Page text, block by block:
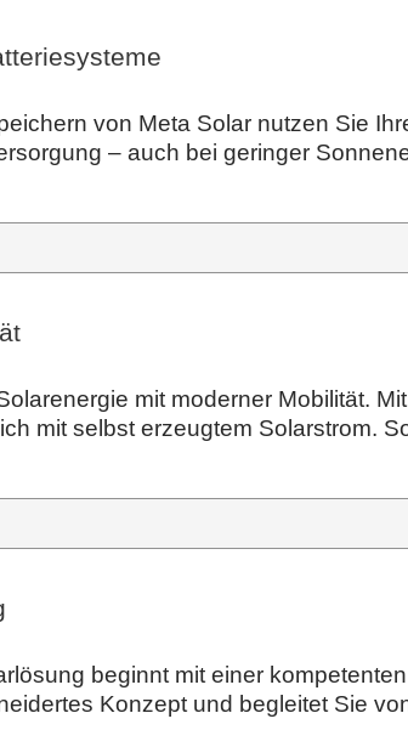
von Meta Solar nutzen Sie
– auch bei geringer
mit moderner Mobilität.
mit selbst erzeugtem Solarstrom.
beginnt mit einer
Konzept und begleitet Sie